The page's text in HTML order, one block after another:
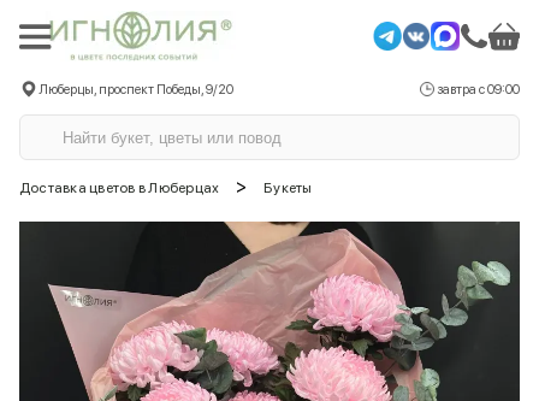
Люберцы, проспект Победы, 9/20 завтра с 09:00
Доставка цветов в Люберцах > Букеты